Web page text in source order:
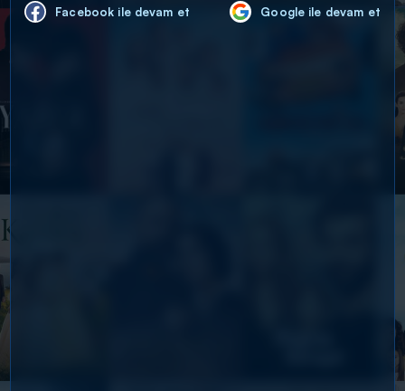
Facebook ile devam et Google ile devam et